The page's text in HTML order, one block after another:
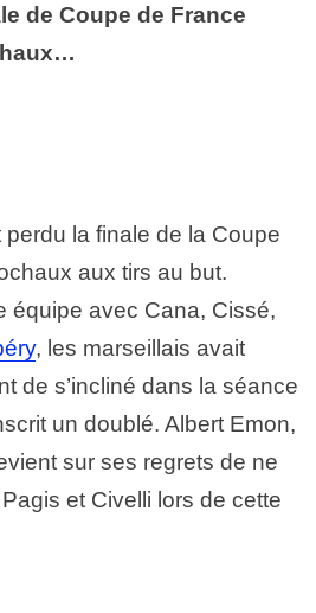
de Coupe de France
perdu la finale de la Coupe
aux tirs au but.
équipe avec Cana, Cissé,
, les marseillais avait
de s’incliné dans la séance
un doublé. Albert Emon,
sur ses regrets de ne
et Civelli lors de cette